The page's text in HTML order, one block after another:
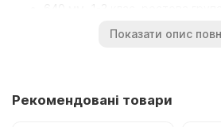
640 мм, 1-3 клас, ростова
700 мм, 4-7 клас, ростова
стяжкою. Каркас столу виконаний із
Показати опис
Рекомендовані товари